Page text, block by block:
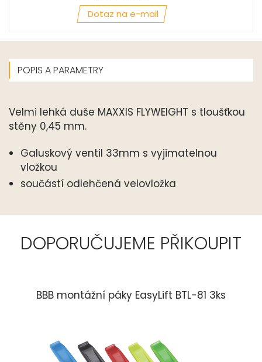
Dotaz na e-mail
POPIS A PARAMETRY
Velmi lehká duše MAXXIS FLYWEIGHT s tloušťkou
stěny 0,45 mm.
Galuskový ventil 33mm s vyjimatelnou
vložkou
součástí odlehčená velovložka
DOPORUČUJEME PŘIKOUPIT
BBB montážní páky EasyLift BTL-81 3ks